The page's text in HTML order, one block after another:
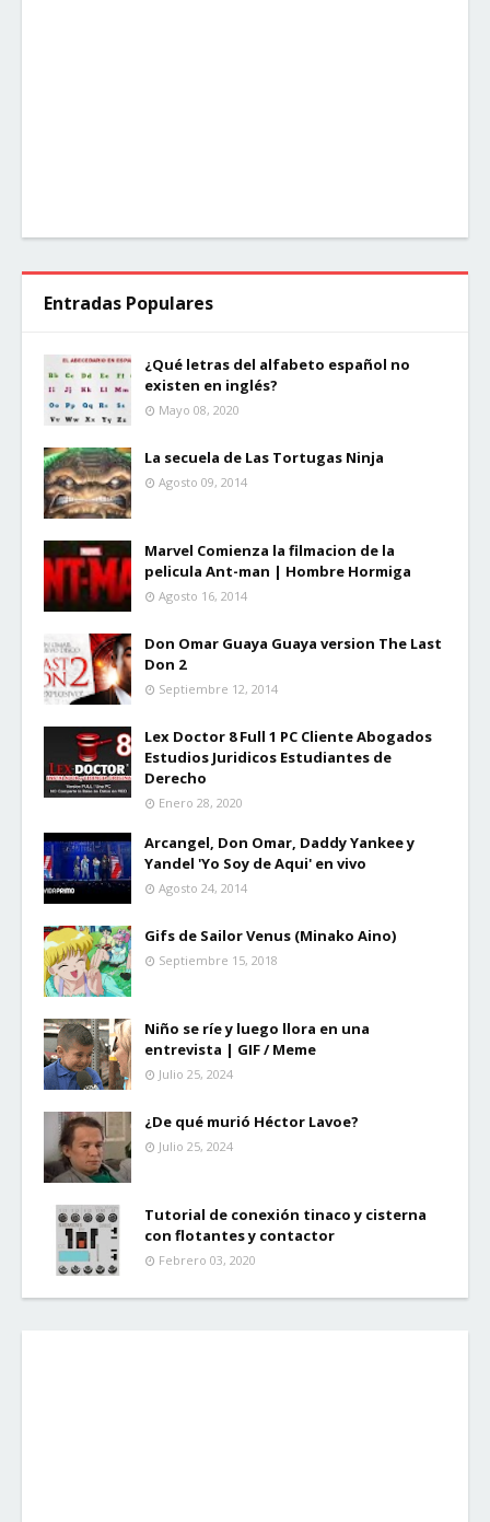
Entradas Populares
¿Qué letras del alfabeto español no
existen en inglés?
Mayo 08, 2020
La secuela de Las Tortugas Ninja
Agosto 09, 2014
Marvel Comienza la filmacion de la
pelicula Ant-man | Hombre Hormiga
Agosto 16, 2014
Don Omar Guaya Guaya version The Last
Don 2
Septiembre 12, 2014
Lex Doctor 8 Full 1 PC Cliente Abogados
Estudios Juridicos Estudiantes de
Derecho
Enero 28, 2020
Arcangel, Don Omar, Daddy Yankee y
Yandel 'Yo Soy de Aqui' en vivo
Agosto 24, 2014
Gifs de Sailor Venus (Minako Aino)
Septiembre 15, 2018
Niño se ríe y luego llora en una
entrevista | GIF / Meme
Julio 25, 2024
¿De qué murió Héctor Lavoe?
Julio 25, 2024
Tutorial de conexión tinaco y cisterna
con flotantes y contactor
Febrero 03, 2020